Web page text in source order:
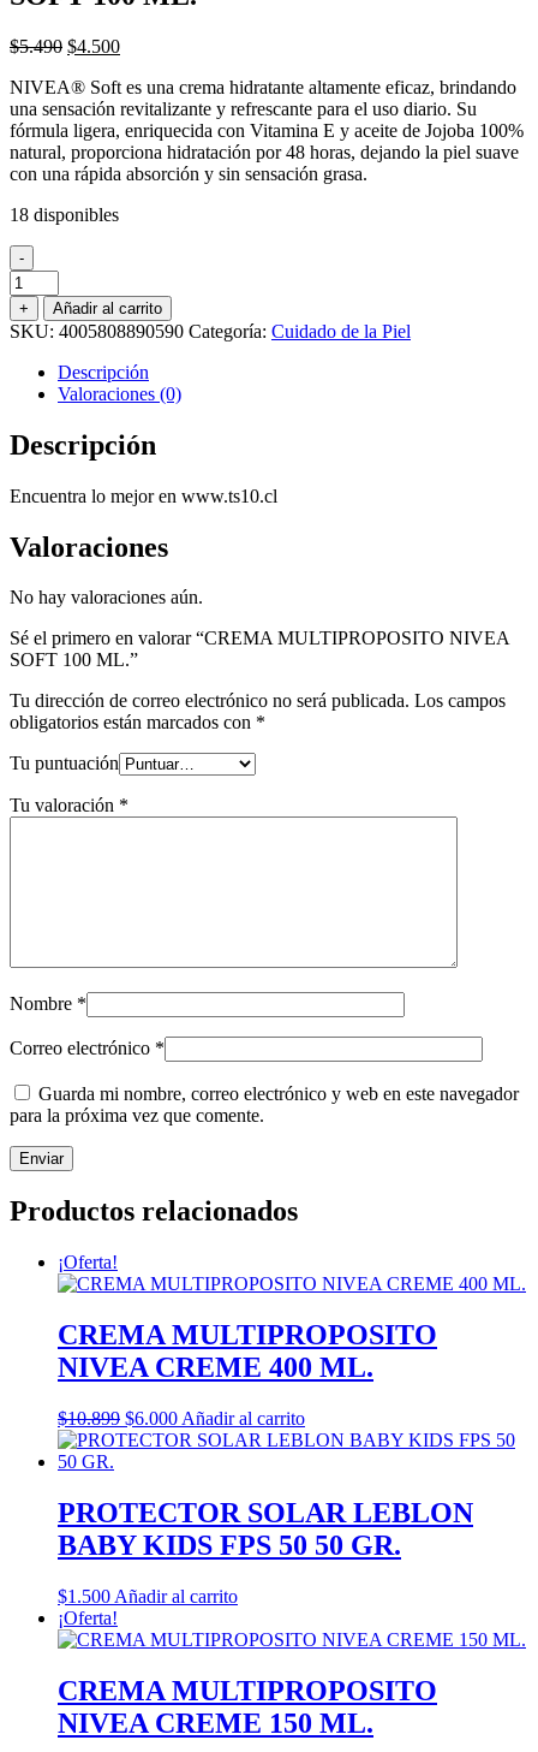
$5.490 El
original
era:
$5.490.
$4.500El
actual
es:
$4.500.
NIVEA® Soft es una crema hidratante altamente eficaz, brindando
una sensación revitalizante y refrescante para el uso diario. Su
fórmula ligera, enriquecida con Vitamina E y aceite de Jojoba 100%
natural, proporciona hidratación por 48 horas, dejando la piel suave
con una rápida absorción y sin sensación grasa.
18 disponibles
-
CREMA
MULTIPROPOSITO
NIVEA
SOFT
ML.
cantidad
+ Añadir al carrito
SKU: 4005808890590 Categoría: Cuidado de la Piel
Descripción
Valoraciones (0)
Descripción
Encuentra lo mejor en www.ts10.cl
Valoraciones
No hay valoraciones aún.
Sé el primero en valorar “CREMA MULTIPROPOSITO NIVEA
SOFT 100 ML.”
Tu dirección de correo electrónico no será publicada. Los campos
obligatorios están marcados con *
Tu puntuación
Tu valoración *
Nombre *
Correo electrónico *
Guarda mi nombre, correo electrónico y web en este navegador
para la próxima vez que comente.
Productos relacionados
¡Oferta!
CREMA MULTIPROPOSITO
NIVEA CREME 400 ML.
$10.899 El
precio
$10.899.
$6.000El
precio
$6.000.
Añadir al carrito
PROTECTOR SOLAR LEBLON
BABY KIDS FPS 50 50 GR.
$1.500 Añadir al carrito
¡Oferta!
CREMA MULTIPROPOSITO
NIVEA CREME 150 ML.